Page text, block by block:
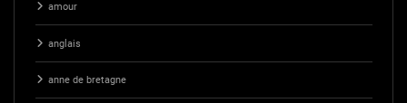
amour
anglais
anne de bretagne